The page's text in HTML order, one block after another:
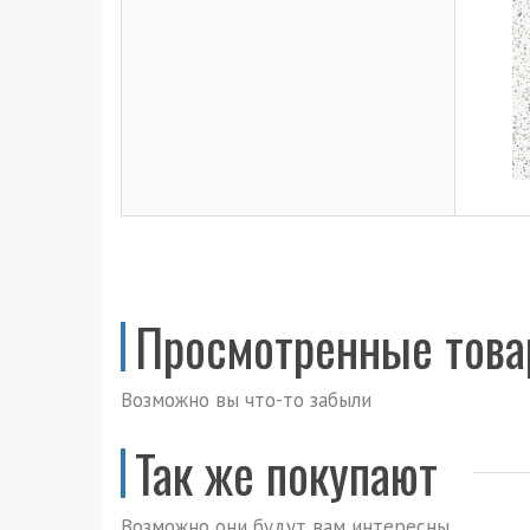
Просмотренные
Возможно вы что-то забыли
Так же покупают